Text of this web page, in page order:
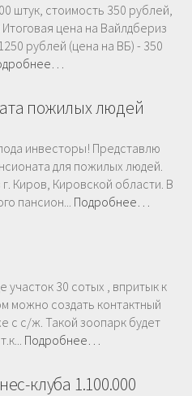
штук, стоимость 350 рублей,
цена на Вайлдбериз
рублей (цена на ВБ) - 350
пожилых людей
инвесторы! Представлю
для пожилых людей.
Киров, Кировской области. В
пансион... Подробнее…
30 сотых , впритык к
можно создать контактный
с с/ж. Такой зоопарк будет
Подробнее…
клуба 1.100.000